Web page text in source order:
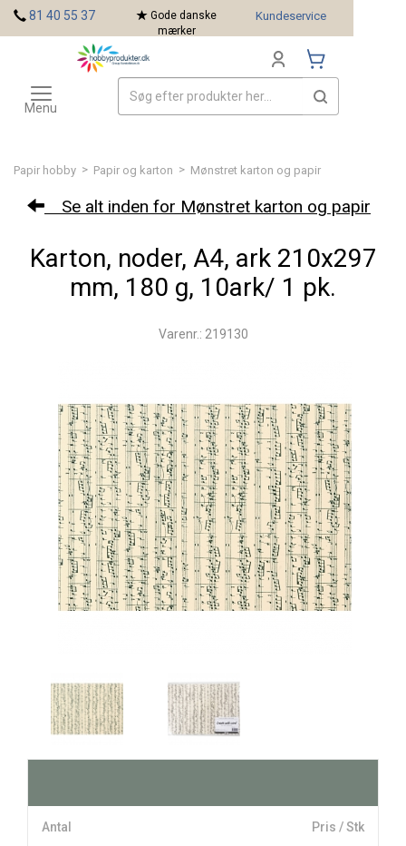
Papir hobby > Papir og karton > Mønstret karton og papir
Se alt inden for Mønstret karton og papir
Karton, noder, A4, ark 210x297
mm, 180 g, 10ark/ 1 pk.
Varenr.: 219130
Antal Pris / Stk
81 40 55 37
Gode danske
mærker
Kundeservice
Toggle
navigation
Menu
Mærker